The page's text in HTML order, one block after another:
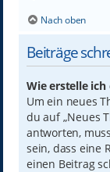
Nach oben
Beiträge
Wie erstelle
Um ein neues
du auf „Neues
antworten,
sein, dass eine
einen Beitrag